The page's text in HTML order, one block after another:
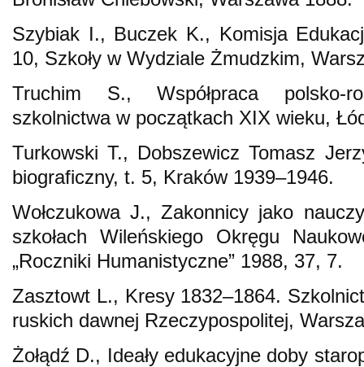
Szybiak I., Buczek K., Komisja
10, Szkoły w Wydziale Żmudzkim,
Truchim S., Współpraca polsko-
szkolnictwa w początkach XIX wieku,
Turkowski T., Dobszewicz Tomasz
biograficzny, t. 5, Kraków 1939–1946.
Wołczukowa J., Zakonnicy jako
szkołach Wileńskiego Okręgu
„Roczniki Humanistyczne” 1988, 37, 7.
Zasztowt L., Kresy 1832–1864.
ruskich dawnej Rzeczypospolitej,
Żołądź D., Ideały edukacyjne doby